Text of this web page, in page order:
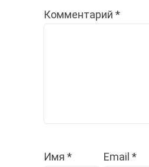
Комментарий *
Имя * Email *